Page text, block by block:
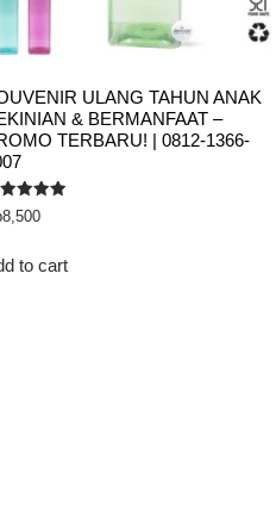
ULANG TAHUN ANAK
& BERMANFAAT –
TERBARU! | 0812-1366-
8,500
to cart